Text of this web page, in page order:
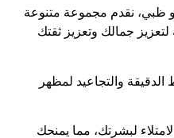
ظبي، نقدم مجموعة متنوعة
جمالك وتعزيز ثقتك
والتجاعيد لمظهر
لبشرتك، مما يمنحك